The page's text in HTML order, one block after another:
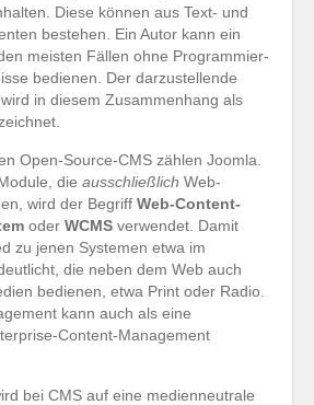
Diese können aus Text- und
bestehen. Ein Autor kann ein
meisten Fällen ohne Programmier-
bedienen. Der darzustellende
in diesem Zusammenhang als
Open-Source-CMS zählen Joomla.
die ausschließlich Web-
wird der Begriff Web-Content-
oder WCMS verwendet. Damit
zu jenen Systemen etwa im
die neben dem Web auch
bedienen, etwa Print oder Radio.
kann auch als eine
Content-Management
bei CMS auf eine medienneutrale